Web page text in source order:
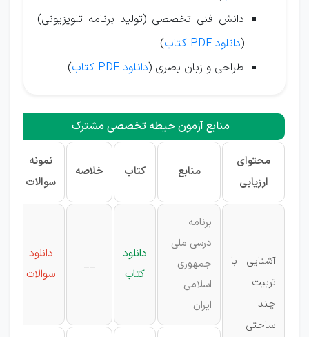
دانش فنی تخصصی (تولید برنامه تلویزیونی)
(دانلود PDF کتاب
)
طراحی و زبان بصری (دانلود PDF کتاب )
منابع آزمون حیطه تخصصی مشترک
محتوای
ارزیابی
منابع کتاب خلاصه
نمونه
سوالات
آشنایی با
تربیت
چند
ساحتی
برنامه
درسی ملی
جمهوری
اسلامی
ایران
دانلود
کتاب
__
دانلود
سوالات